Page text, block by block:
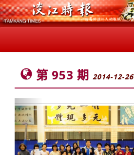
第 953 期 2014-12-26
Previous